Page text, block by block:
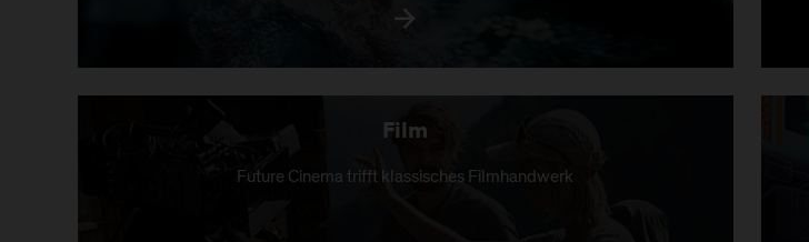
Film
Future Cinema trifft klassisches Filmhandwerk